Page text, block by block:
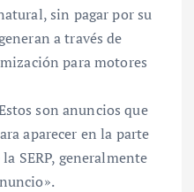
sin pagar por su
a través de
para motores
son anuncios que
aparecer en la parte
SERP, generalmente